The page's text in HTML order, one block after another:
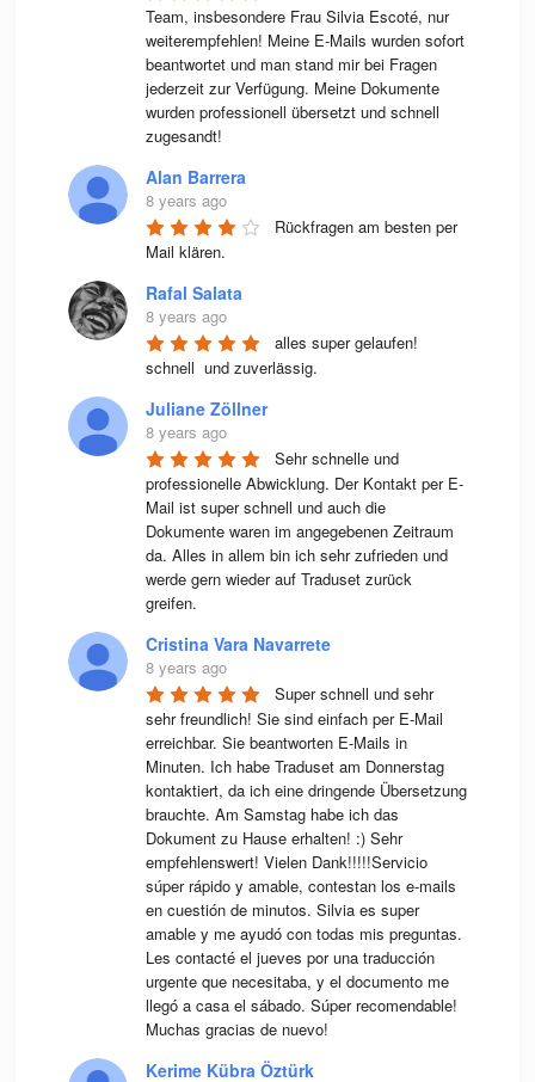
Team, insbesondere Frau Silvia Escoté, nur
weiterempfehlen! Meine E-Mails wurden sofort
beantwortet und man stand mir bei Fragen
jederzeit zur Verfügung. Meine Dokumente
wurden professionell übersetzt und schnell
zugesandt!
Alan Barrera
8 years ago
Rückfragen am besten per
Mail klären.
Rafal Salata
8 years ago
alles super gelaufen!
schnell  und zuverlässig.
Juliane Zöllner
8 years ago
Sehr schnelle und
professionelle Abwicklung. Der Kontakt per E-
Mail ist super schnell und auch die
Dokumente waren im angegebenen Zeitraum
da. Alles in allem bin ich sehr zufrieden und
werde gern wieder auf Traduset zurück
greifen.
Cristina Vara Navarrete
8 years ago
Super schnell und sehr
sehr freundlich! Sie sind einfach per E-Mail
erreichbar. Sie beantworten E-Mails in
Minuten. Ich habe Traduset am Donnerstag
kontaktiert, da ich eine dringende Übersetzung
brauchte. Am Samstag habe ich das
Dokument zu Hause erhalten! :) Sehr
empfehlenswert! Vielen Dank!!!!!Servicio
súper rápido y amable, contestan los e-mails
en cuestión de minutos. Silvia es super
amable y me ayudó con todas mis preguntas.
Les contacté el jueves por una traducción
urgente que necesitaba, y el documento me
llegó a casa el sábado. Súper recomendable!
Muchas gracias de nuevo!
Kerime Kübra Öztürk